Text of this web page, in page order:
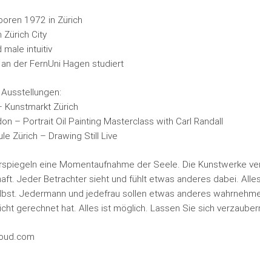
1972 in Zürich
Zürich City
male intuitiv
der FernUni Hagen studiert
Zürich
– Portrait Oil Painting Masterclass with Carl Randall
Zürich – Drawing Still Live
eine Momentaufnahme der Seele. Die Kunstwerke
Jeder Betrachter sieht und fühlt etwas anderes dabei.
Jedermann und jedefrau sollen etwas anderes
gerechnet hat. Alles ist möglich. Lassen Sie sich